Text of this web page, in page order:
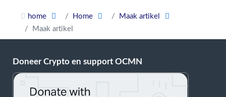
home Home
Maak artikel
Maak artikel
Doneer Crypto en support OCMN